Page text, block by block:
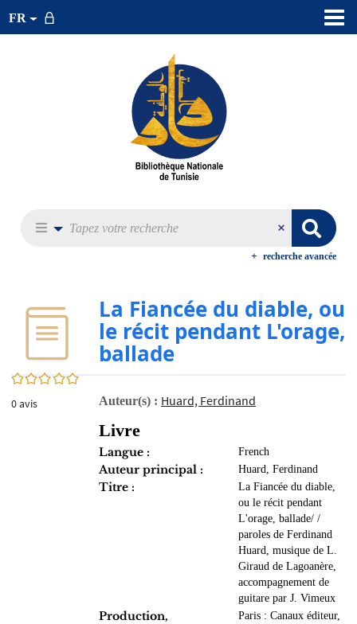
FR
recherche avancée
0/5
0avis
La Fiancée du diable, ou
le récit pendant L'orage,
ballade
Auteur(s) : Huard, Ferdinand
Livre
Langue : French
Auteur principal : Huard, Ferdinand
Titre :
La Fiancée du diable,
ou le récit pendant
L'orage, ballade/ /
paroles de Ferdinand
Huard, musique de L.
Giraud de Lagoanère,
accompagnement de
guitare par J. Vimeux
Production,
Paris : Canaux éditeur,